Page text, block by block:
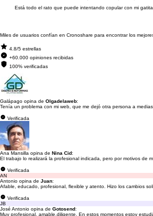
Está todo el rato que puede intentando copular con mi gatita
Miles de usuarios confían en Cronoshare para encontrar los
4.8/5 estrellas
+60.000 opiniones recibidas
100% verificadas
Galápago opina de Olgadelaweb:
Tenía un problema con mi web, que me dejó otra persona a
Verificada
Ana Mansilla opina de Nina Cid:
El trabajo lo realizará la profesional indicada, pero por motivos de
Verificada
AN
Antonio opina de Juan:
Afable, educado, profesional, flexible y atento. Hizo los cambios
Verificada
JB
José Antonio opina de Gotosend:
Muy profesional, amable,diligente. En estos momentos estoy